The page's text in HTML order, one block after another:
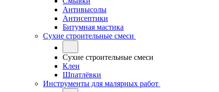
Антивысолы
Антисептики
Битумная мастика
Сухие строительные смеси
Сухие строительные смеси
Клеи
Шпатлёвки
Инструменты для малярных работ